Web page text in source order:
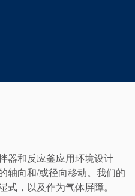
系统
器和反应釜应用环境设计
轴向和/或径向移动。我们的
，以及作为气体屏障。